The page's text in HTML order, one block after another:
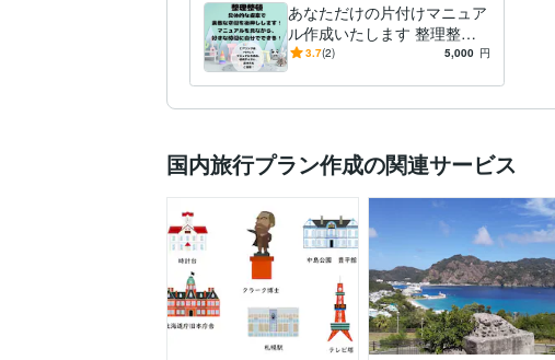
あなただけの片付けマニュア
ル作成いたします 整理整
頓・具体的な提案で、素敵空
3.7(2) 5,000 円
国内旅行プラン作成の関連サービス